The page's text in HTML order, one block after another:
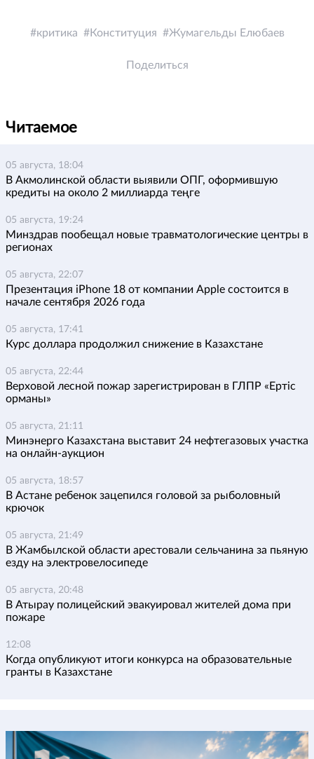
критика Конституция Жумагельды Елюбаев
Поделиться
Читаемое
05 августа, 18:04
В Акмолинской области выявили ОПГ, оформившую
кредиты на около 2 миллиарда теңге
05 августа, 19:24
Минздрав пообещал новые травматологические центры в
регионах
05 августа, 22:07
Презентация iPhone 18 от компании Apple состоится в
начале сентября 2026 года
05 августа, 17:41
Курс доллара продолжил снижение в Казахстане
05 августа, 22:44
Верховой лесной пожар зарегистрирован в ГЛПР «Ертіс
орманы»
05 августа, 21:11
Минэнерго Казахстана выставит 24 нефтегазовых участка
на онлайн-аукцион
05 августа, 18:57
В Астане ребенок зацепился головой за рыболовный
крючок
05 августа, 21:49
В Жамбылской области арестовали сельчанина за пьяную
езду на электровелосипеде
05 августа, 20:48
В Атырау полицейский эвакуировал жителей дома при
пожаре
12:08
Когда опубликуют итоги конкурса на образовательные
гранты в Казахстане